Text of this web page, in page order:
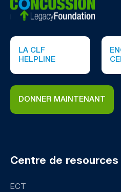
LA CLF
HELPLINE
DONNER MAINTENANT
Centre de resources
ECT